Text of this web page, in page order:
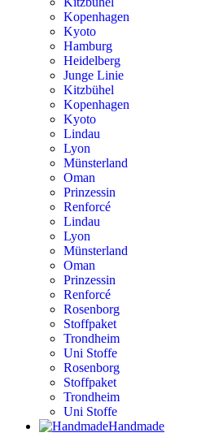
Kopenhagen
Kyoto
Hamburg
Heidelberg
Junge Linie
Kitzbühel
Kopenhagen
Kyoto
Lindau
Lyon
Münsterland
Oman
Prinzessin
Renforcé
Lindau
Lyon
Münsterland
Oman
Prinzessin
Renforcé
Rosenborg
Stoffpaket
Trondheim
Uni Stoffe
Rosenborg
Stoffpaket
Trondheim
Uni Stoffe
Handmade